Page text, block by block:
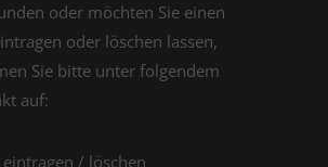
oder möchten Sie einen
oder löschen lassen,
Sie bitte unter folgendem
auf:
/ löschen